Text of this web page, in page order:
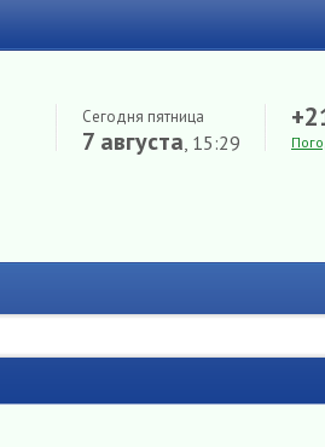
Сегодня пятница
7 августа, 15:29